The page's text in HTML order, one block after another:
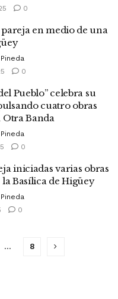
0
en medio de una
0
Pueblo” celebra su
cuatro obras
Banda
0
iniciadas varias obras
Basílica de Higüey
0
… 8